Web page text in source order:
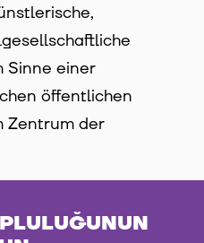
Sinne einer
öffentlichen
Zentrum der